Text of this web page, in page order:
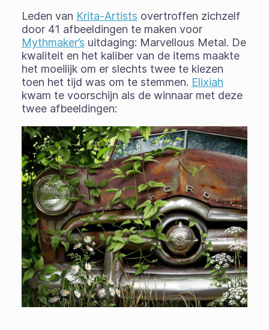
Leden van Krita-Artists overtroffen zichzelf
door 41 afbeeldingen te maken voor
Mythmaker’s uitdaging: Marvellous Metal. De
kwaliteit en het kaliber van de items maakte
het moeilijk om er slechts twee te kiezen
toen het tijd was om te stemmen. Elixiah
kwam te voorschijn als de winnaar met deze
twee afbeeldingen: